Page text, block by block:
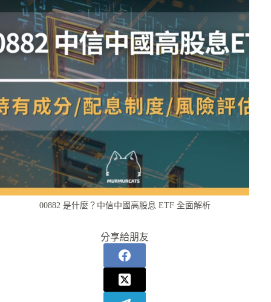
00882 是什麼？中信中國高股息 ETF 全面解析
分享給朋友